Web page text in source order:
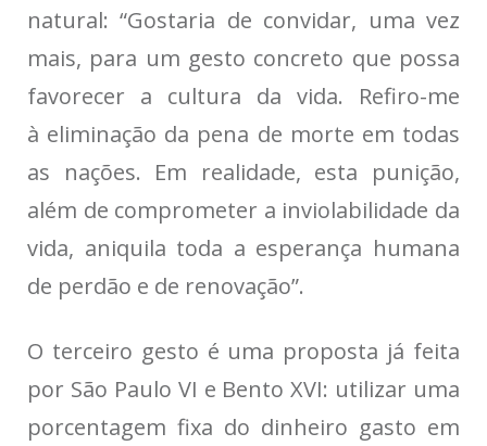
natural: “Gostaria de convidar, uma vez
mais, para um gesto concreto que possa
favorecer a cultura da vida. Refiro-me
à eliminação da pena de morte em todas
as nações. Em realidade, esta punição,
além de comprometer a inviolabilidade da
vida, aniquila toda a esperança humana
de perdão e de renovação”.
O terceiro gesto é uma proposta já feita
por São Paulo VI e Bento XVI: utilizar uma
porcentagem fixa do dinheiro gasto em